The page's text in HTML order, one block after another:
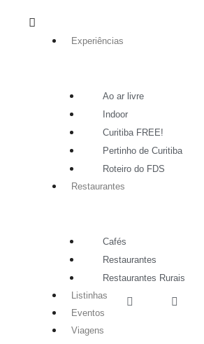
Experiências
Ao ar livre
Indoor
Curitiba FREE!
Pertinho de Curitiba
Roteiro do FDS
Restaurantes
Cafés
Restaurantes
Restaurantes Rurais
Listinhas
Eventos
Viagens